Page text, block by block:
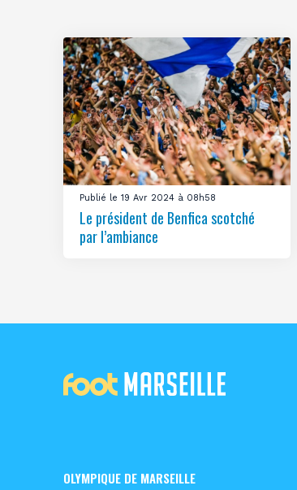
Publié le 19 Avr 2024 à 08h58
Le président de Benfica scotché
par l’ambiance
OLYMPIQUE DE MARSEILLE